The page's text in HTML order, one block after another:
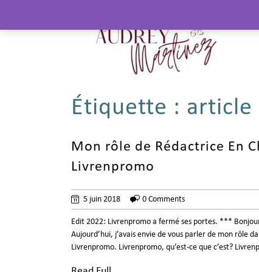
Étiquette : article
Mon rôle de Rédactrice En
Livrenpromo
5 juin 2018 0 Comments
Edit 2022: Livrenpromo a fermé ses portes. ***
Aujourd’hui, j’avais envie de vous parler de mon rôle
Livrenpromo. Livrenpromo, qu’est-ce que c’est?